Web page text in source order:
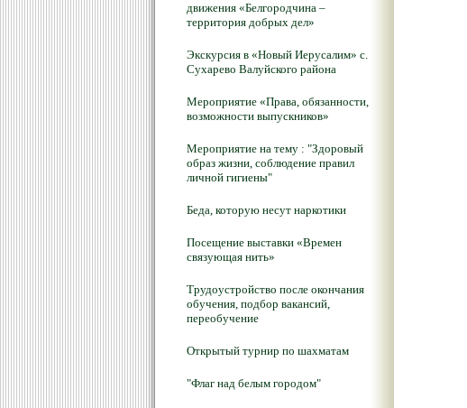
движения «Белгородчина –
территория добрых дел»
Экскурсия в «Новый Иерусалим» с.
Сухарево Валуйского района
Мероприятие «Права, обязанности,
возможности выпускников»
Мероприятие на тему : "Здоровый
образ жизни, соблюдение правил
личной гигиены"
Беда, которую несут наркотики
Посещение выставки «Времен
связующая нить»
Трудоустройство после окончания
обучения, подбор вакансий,
переобучение
Открытый турнир по шахматам
"Флаг над белым городом"